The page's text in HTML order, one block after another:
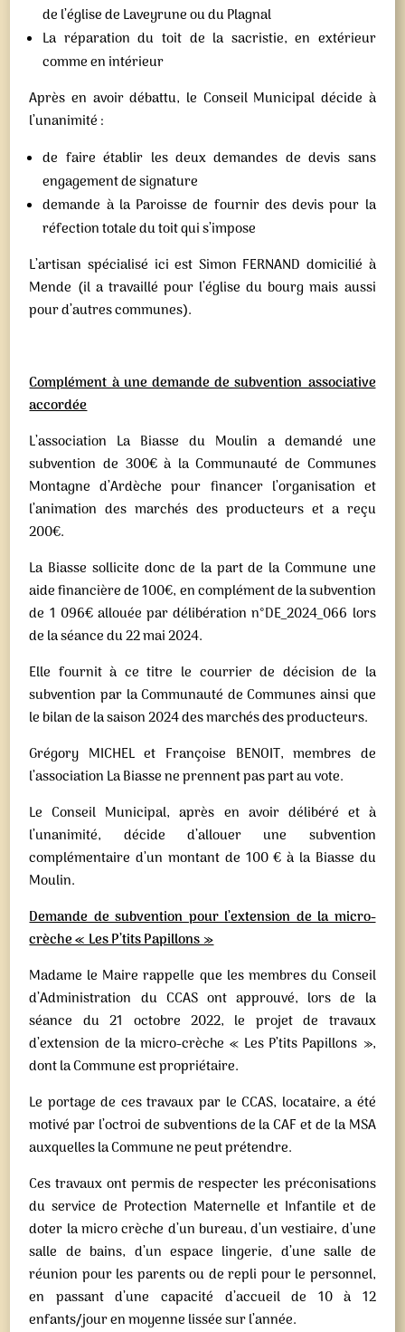
de l’église de Laveyrune ou du Plagnal
La réparation du toit de la sacristie, en extérieur
comme en intérieur
Après en avoir débattu, le Conseil Municipal décide à
l’unanimité :
de faire établir les deux demandes de devis sans
engagement de signature
demande à la Paroisse de fournir des devis pour la
réfection totale du toit qui s’impose
L’artisan spécialisé ici est Simon FERNAND domicilié à
Mende (il a travaillé pour l’église du bourg mais aussi
pour d’autres communes).
Complément à une demande de subvention associative
accordée
L’association La Biasse du Moulin a demandé une
subvention de 300€ à la Communauté de Communes
Montagne d’Ardèche pour financer l’organisation et
l’animation des marchés des producteurs et a reçu
200€.
La Biasse sollicite donc de la part de la Commune une
aide financière de 100€, en complément de la subvention
de 1 096€ allouée par délibération n°DE_2024_066 lors
de la séance du 22 mai 2024.
Elle fournit à ce titre le courrier de décision de la
subvention par la Communauté de Communes ainsi que
le bilan de la saison 2024 des marchés des producteurs.
Grégory MICHEL et Françoise BENOIT, membres de
l’association La Biasse ne prennent pas part au vote.
Le Conseil Municipal, après en avoir délibéré et à
l’unanimité, décide d’allouer une subvention
complémentaire d’un montant de 100 € à la Biasse du
Moulin.
Demande de subvention pour l’extension de la micro-
crèche « Les P’tits Papillons »
Madame le Maire rappelle que les membres du Conseil
d’Administration du CCAS ont approuvé, lors de la
séance du 21 octobre 2022, le projet de travaux
d’extension de la micro-crèche « Les P’tits Papillons »,
dont la Commune est propriétaire.
Le portage de ces travaux par le CCAS, locataire, a été
motivé par l’octroi de subventions de la CAF et de la MSA
auxquelles la Commune ne peut prétendre.
Ces travaux ont permis de respecter les préconisations
du service de Protection Maternelle et Infantile et de
doter la micro crèche d’un bureau, d’un vestiaire, d’une
salle de bains, d’un espace lingerie, d’une salle de
réunion pour les parents ou de repli pour le personnel,
en passant d’une capacité d’accueil de 10 à 12
enfants/jour en moyenne lissée sur l’année.